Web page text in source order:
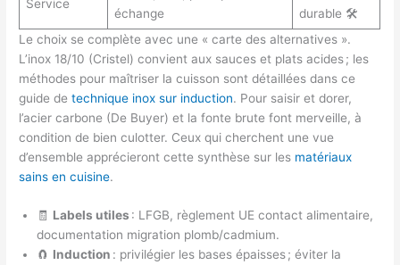
Service
échange
durable 🛠️
Le choix se complète avec une « carte des alternatives ».
L’inox 18/10 (Cristel) convient aux sauces et plats acides ; les
méthodes pour maîtriser la cuisson sont détaillées dans ce
guide detechnique inox sur induction. Pour saisir et dorer,
l’acier carbone (De Buyer) et la fonte brute font merveille, à
condition de bien culotter. Ceux qui cherchent une vue
d’ensemble apprécieront cette synthèse sur les matériaux
sains en cuisine.
🧾 Labels utiles : LFGB, règlement UE contact alimentaire,
documentation migration plomb/cadmium.
🧲 Induction : privilégier les bases épaisses ; éviter la